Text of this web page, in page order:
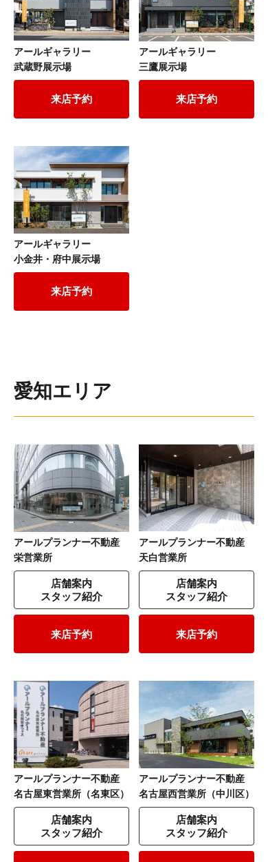
アールギャラリー
武蔵野展示場
来店予約
アールギャラリー
三鷹展示場
来店予約
アールギャラリー
小金井・府中展示場
来店予約
愛知エリア
アールプランナー不動産
栄営業所
店舗案内
スタッフ紹介
来店予約
アールプランナー不動産
天白営業所
店舗案内
スタッフ紹介
来店予約
アールプランナー不動産
名古屋東営業所（名東区）
店舗案内
スタッフ紹介
アールプランナー不動産
名古屋西営業所（中川区）
店舗案内
スタッフ紹介